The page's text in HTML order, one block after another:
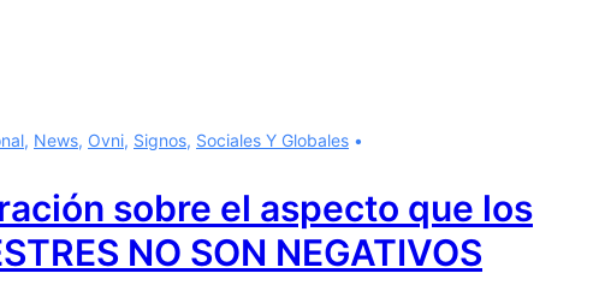
, News, Ovni, Signos, Sociales Y Globales
sobre el aspecto que los
NO SON NEGATIVOS